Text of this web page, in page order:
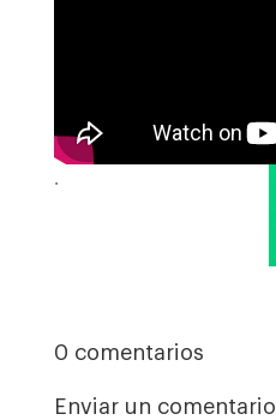
.
0 comentarios
Enviar un comentario